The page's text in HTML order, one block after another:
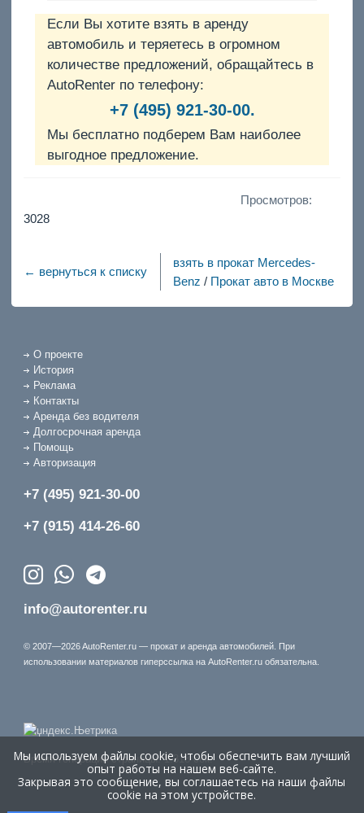
Если Вы хотите взять в аренду
автомобиль и теряетесь в огромном
количестве предложений, обращайтесь в
AutoRenter по телефону:
+7 (495) 921-30-00.
Мы бесплатно подберем Вам наиболее
выгодное предложение.
Просмотров:
3028
← вернуться к списку
взять в прокат Mercedes-
Benz / Прокат авто в Москве
О проекте
История
Реклама
Контакты
Аренда без водителя
Долгосрочная аренда
Помощь
Авторизация
+7 (495) 921-30-00
+7 (915) 414-26-60
info@autorenter.ru
© 2007—2026 AutoRenter.ru — прокат и аренда автомобилей. При
использовании материалов гиперссылка на AutoRenter.ru обязательна.
Время генерации страницы: 1.318 сек.
Мы используем файлы cookie, чтобы обеспечить вам лучший
опыт работы на нашем веб-сайте.
Закрывая это сообщение, вы соглашаетесь на наши файлы
cookie на этом устройстве.